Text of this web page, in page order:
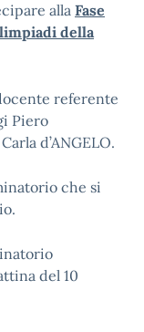
alla Fase
della
referente
Piero
d’ANGELO.
che si
del 10